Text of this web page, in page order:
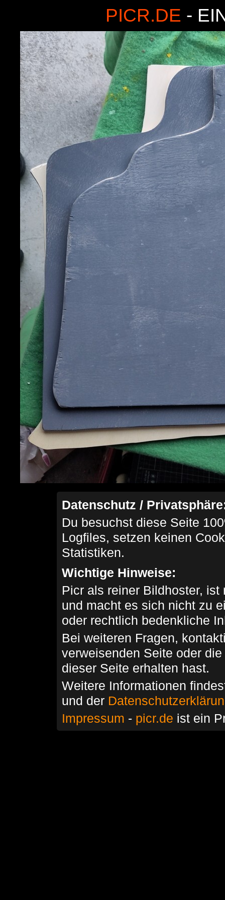
PICR.DE -
Datenschutz /
Du besuchst diese Seite
Logfiles, setzen keinen
Statistiken.
Wichtige Hinweise:
Picr als reiner Bildhoster,
und macht es sich nicht zu
oder rechtlich bedenkliche
Bei weiteren Fragen,
verweisenden Seite oder
dieser Seite erhalten hast.
Weitere Informationen
und der
Impressum - picr.de ist ein